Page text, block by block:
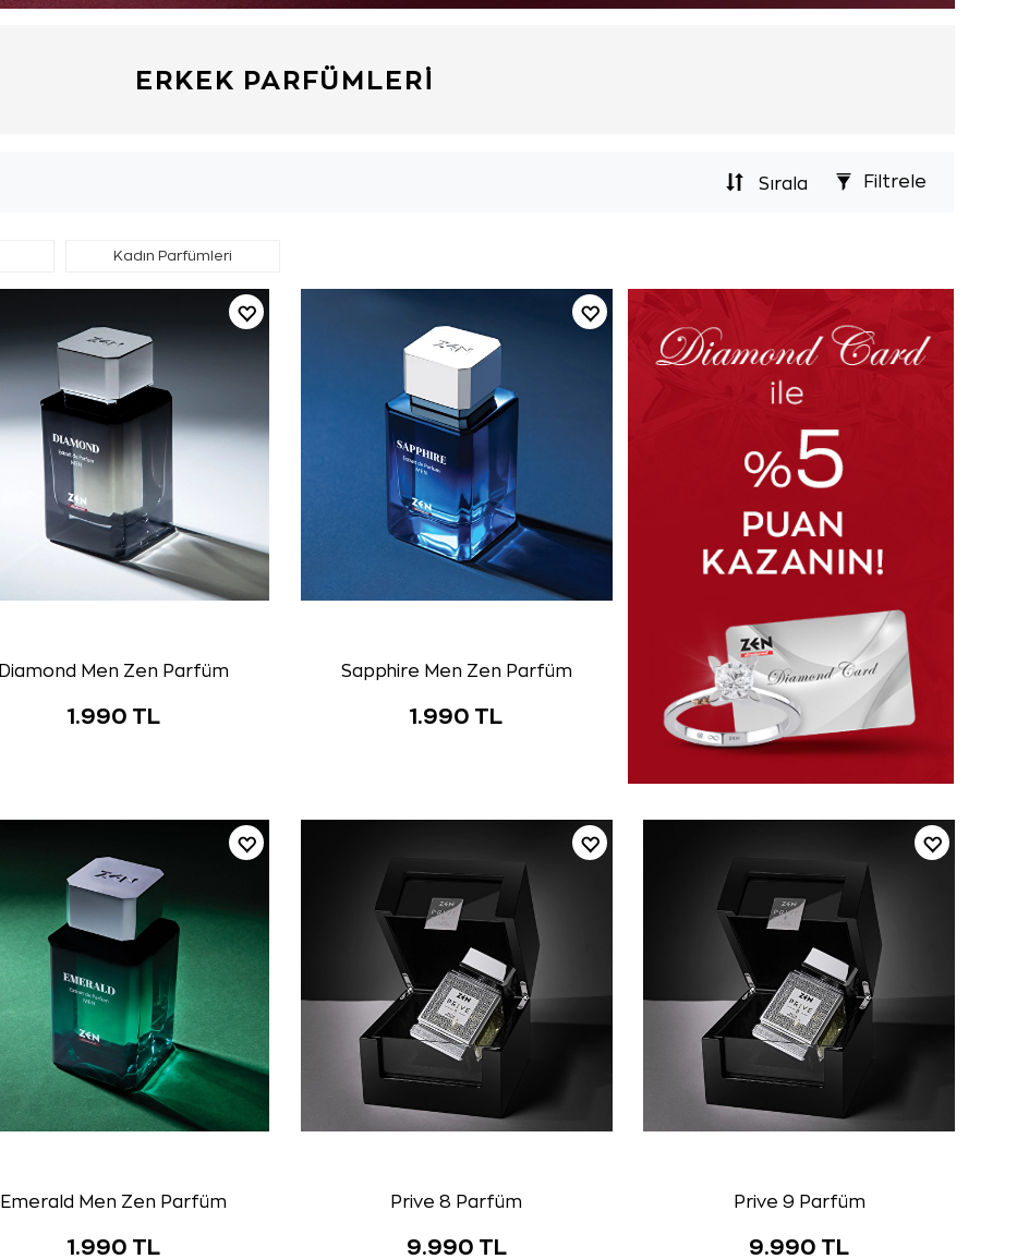
ERKEK PARFÜMLERI
Sırala Filtrele
Kadın Parfümleri
Diamond Men Zen Parfüm
1.990 TL
Sapphire Men Zen Parfüm
1.990 TL
Emerald Men Zen Parfüm
1.990 TL
Prive 8 Parfüm
9.990 TL
Prive 9 Parfüm
9.990 TL